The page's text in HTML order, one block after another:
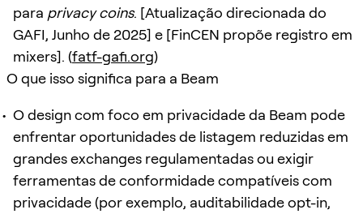
para privacy coins. [Atualização direcionada do
GAFI, Junho de 2025] e [FinCEN propõe registro em
mixers]. (fatf-gafi.org)
O que isso significa para a Beam
O design com foco em privacidade da Beam pode
enfrentar oportunidades de listagem reduzidas em
grandes exchanges regulamentadas ou exigir
ferramentas de conformidade compatíveis com
privacidade (por exemplo, auditabilidade opt-in,